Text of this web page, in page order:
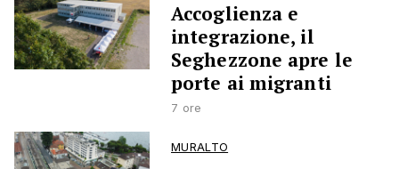
Accoglienza e
integrazione, il
Seghezzone apre le
porte ai migranti
7 ore
MURALTO